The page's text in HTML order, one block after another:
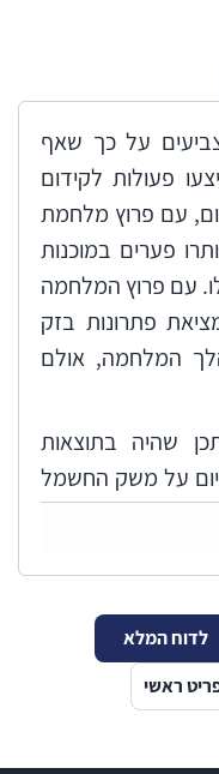
על כך שאף
פעולות לקידום
עם פרוץ מלחמת
ברזל באוקטובר 2023 נותרו פערים במוכנות
עם פרוץ המלחמה
פתרונות בזק
המלחמה, אולם
שהיה בתוצאות
על משק החשמל
היערכות המשק
הדגישה את
מועד של משק
האנרגיה, נגה,
ביתר שאת
ולשמר רמת מוכנות
על משרד
לדוח המלא
ראשי